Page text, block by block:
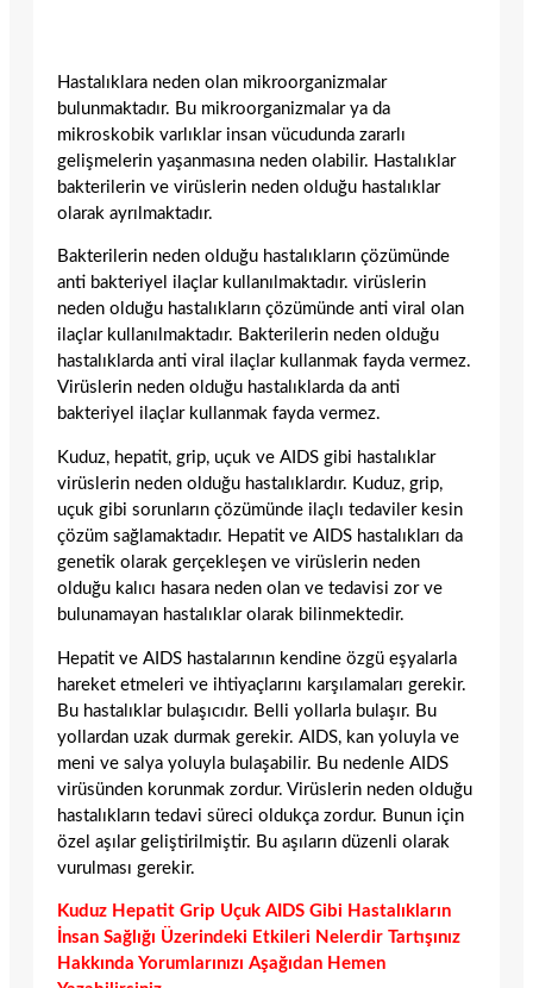
Hastalıklara neden olan mikroorganizmalar
bulunmaktadır. Bu mikroorganizmalar ya da
mikroskobik varlıklar insan vücudunda zararlı
gelişmelerin yaşanmasına neden olabilir. Hastalıklar
bakterilerin ve virüslerin neden olduğu hastalıklar
olarak ayrılmaktadır.
Bakterilerin neden olduğu hastalıkların çözümünde
anti bakteriyel ilaçlar kullanılmaktadır. virüslerin
neden olduğu hastalıkların çözümünde anti viral olan
ilaçlar kullanılmaktadır. Bakterilerin neden olduğu
hastalıklarda anti viral ilaçlar kullanmak fayda vermez.
Virüslerin neden olduğu hastalıklarda da anti
bakteriyel ilaçlar kullanmak fayda vermez.
Kuduz, hepatit, grip, uçuk ve AIDS gibi hastalıklar
virüslerin neden olduğu hastalıklardır. Kuduz, grip,
uçuk gibi sorunların çözümünde ilaçlı tedaviler kesin
çözüm sağlamaktadır. Hepatit ve AIDS hastalıkları da
genetik olarak gerçekleşen ve virüslerin neden
olduğu kalıcı hasara neden olan ve tedavisi zor ve
bulunamayan hastalıklar olarak bilinmektedir.
Hepatit ve AIDS hastalarının kendine özgü eşyalarla
hareket etmeleri ve ihtiyaçlarını karşılamaları gerekir.
Bu hastalıklar bulaşıcıdır. Belli yollarla bulaşır. Bu
yollardan uzak durmak gerekir. AIDS, kan yoluyla ve
meni ve salya yoluyla bulaşabilir. Bu nedenle AIDS
virüsünden korunmak zordur. Virüslerin neden olduğu
hastalıkların tedavi süreci oldukça zordur. Bunun için
özel aşılar geliştirilmiştir. Bu aşıların düzenli olarak
vurulması gerekir.
Kuduz Hepatit Grip Uçuk AIDS Gibi Hastalıkların
İnsan Sağlığı Üzerindeki Etkileri Nelerdir Tartışınız
Hakkında Yorumlarınızı Aşağıdan Hemen